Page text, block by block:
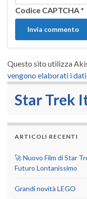
Codice CAPTCHA*
Questo sito utilizza
vengono elaborati i
Star Trek
ARTICOLI RECENTI
🚀 Nuovo Film di Star
Futuro Lontanissimo
Grandi novità LEGO